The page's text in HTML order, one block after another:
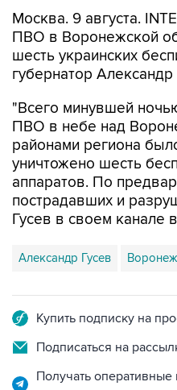
Москва. 9 августа.
ПВО в Воронежской
шесть украинских
губернатор Александр
"Всего минувшей
ПВО в небе над
районами региона
уничтожено шесть
аппаратов. По
пострадавших и
Гусев в своем канале
Александр Гусев
Купить подписку на
Подписаться на
Получать